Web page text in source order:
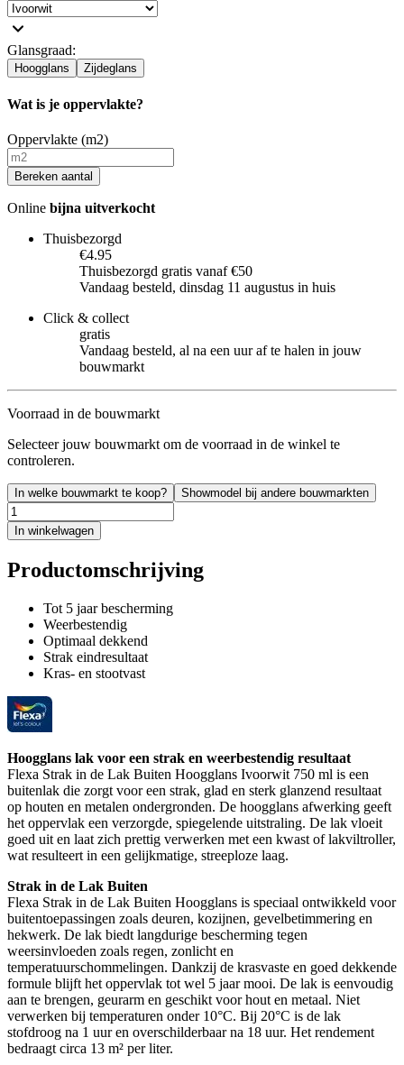
Glansgraad:
Hoogglans Zijdeglans
Wat is je oppervlakte?
Oppervlakte (m2)
Bereken aantal
Online bijna uitverkocht
Thuisbezorgd
€4.95
Thuisbezorgd gratis vanaf €50
Vandaag besteld, dinsdag 11 augustus in huis
Click & collect
gratis
Vandaag besteld, al na een uur af te halen in jouw
bouwmarkt
Voorraad in de bouwmarkt
Selecteer jouw bouwmarkt om de voorraad in de winkel te
controleren.
In welke bouwmarkt te koop? Showmodel bij andere bouwmarkten
In winkelwagen
Productomschrijving
Tot 5 jaar bescherming
Weerbestendig
Optimaal dekkend
Strak eindresultaat
Kras- en stootvast
Hoogglans lak voor een strak en weerbestendig resultaat
Flexa Strak in de Lak Buiten Hoogglans Ivoorwit 750 ml is een
buitenlak die zorgt voor een strak, glad en sterk glanzend resultaat
op houten en metalen ondergronden. De hoogglans afwerking geeft
het oppervlak een verzorgde, spiegelende uitstraling. De lak vloeit
goed uit en laat zich prettig verwerken met een kwast of lakviltroller,
wat resulteert in een gelijkmatige, streeploze laag.
Strak in de Lak Buiten
Flexa Strak in de Lak Buiten Hoogglans is speciaal ontwikkeld voor
buitentoepassingen zoals deuren, kozijnen, gevelbetimmering en
hekwerk. De lak biedt langdurige bescherming tegen
weersinvloeden zoals regen, zonlicht en
temperatuurschommelingen. Dankzij de krasvaste en goed dekkende
formule blijft het oppervlak tot wel 5 jaar mooi. De lak is eenvoudig
aan te brengen, geurarm en geschikt voor hout en metaal. Niet
verwerken bij temperaturen onder 10°C. Bij 20°C is de lak
stofdroog na 1 uur en overschilderbaar na 18 uur. Het rendement
bedraagt circa 13 m² per liter.